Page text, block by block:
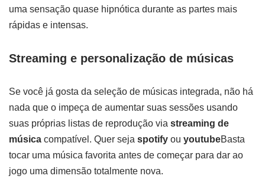
uma sensação quase hipnótica durante as partes mais
rápidas e intensas.
Streaming e personalização de músicas
Se você já gosta da seleção de músicas integrada, não há
nada que o impeça de aumentar suas sessões usando
suas próprias listas de reprodução via streaming de
música compatível. Quer seja spotify ou youtubeBasta
tocar uma música favorita antes de começar para dar ao
jogo uma dimensão totalmente nova.